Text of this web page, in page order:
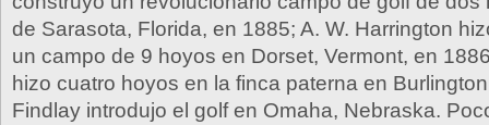
de Sarasota, Florida, en 1885; A. W. Harrington
un campo de 9 hoyos en Dorset, Vermont, en
hizo cuatro hoyos en la finca paterna en
Findlay introdujo el golf en Omaha, Nebraska.